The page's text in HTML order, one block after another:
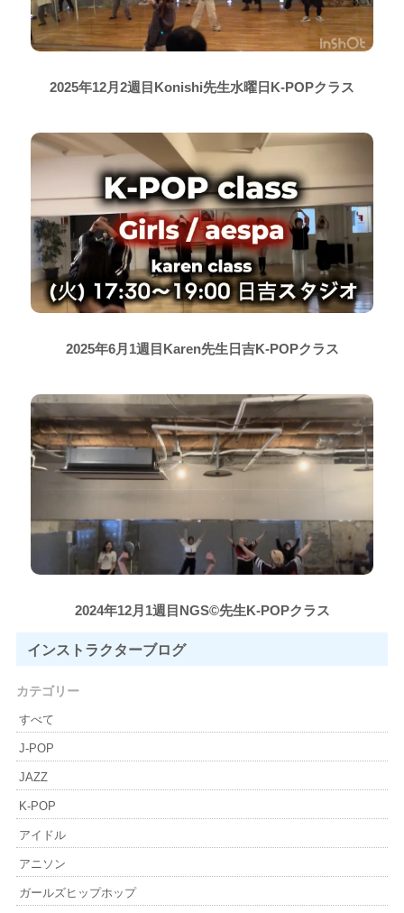
2025年12月2週目Konishi先生水曜日K-POPクラス
2025年6月1週目Karen先生日吉K-POPクラス
2024年12月1週目NGS©先生K-POPクラス
インストラクターブログ
カテゴリー
すべて
J-POP
JAZZ
K-POP
アイドル
アニソン
ガールズヒップホップ